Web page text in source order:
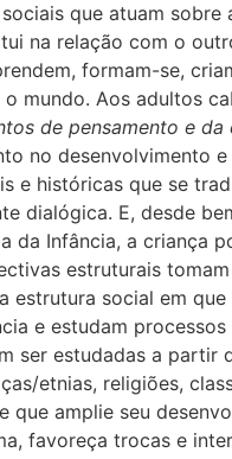
que atuam
na relação com o
formam-se,
mundo. Aos adultos
de pensamento e
no desenvolvimento
e históricas que se
dialógica. E, desde
da Infância, a criança
estruturais
social em
e estudam
ser estudadas a
etnias, religiões,
que amplie seu
favoreça trocas e